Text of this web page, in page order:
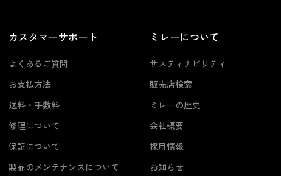
カスタマーサポート
よくあるご質問
お支払方法
送料・手数料
修理について
保証について
製品のメンテナンスについて
ミレーについて
サスティナビリティ
販売店検索
ミレーの歴史
会社概要
採用情報
お知らせ